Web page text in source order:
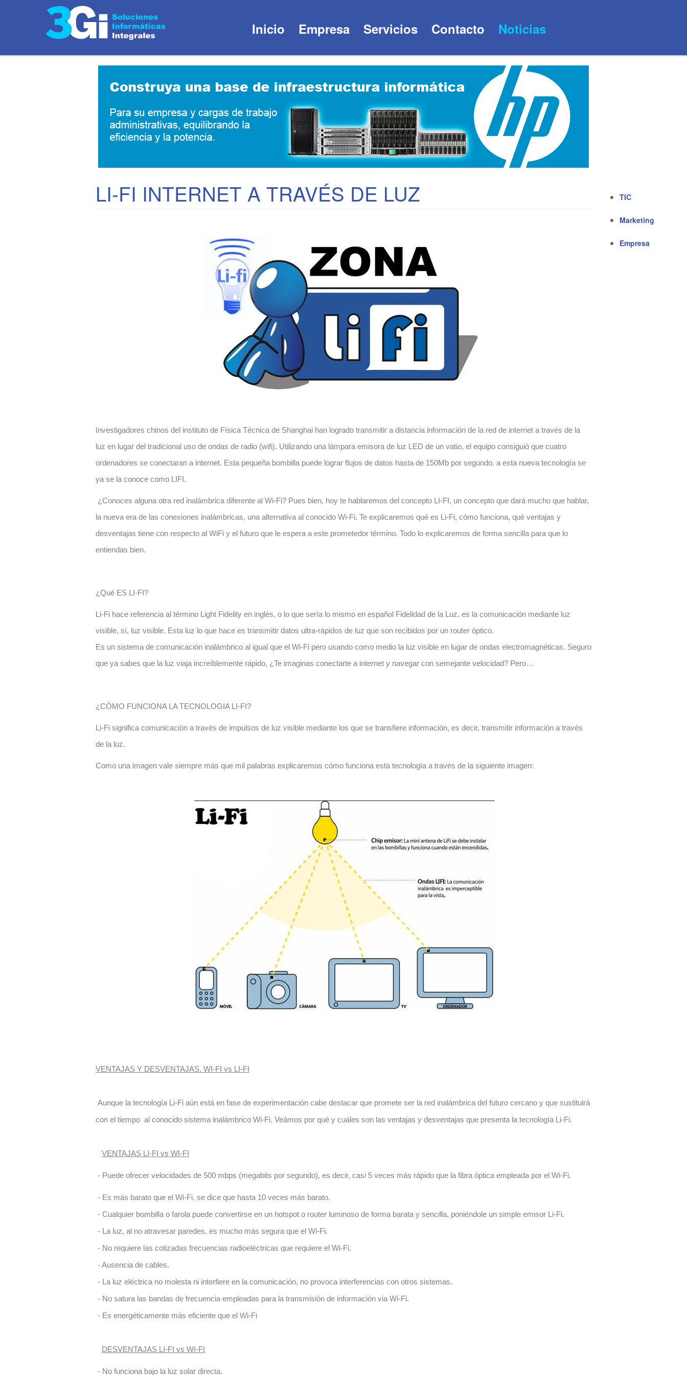
Inicio Empresa Servicios Contacto Noticias
LI-FI INTERNET A TRAVÉS DE LUZ
Investigadores chinos del instituto de Física Técnica de Shanghai han logrado transmitir a distancia información de la red de internet a través de la
luz en lugar del tradicional uso de ondas de radio (wifi). Utilizando una lámpara emisora de luz LED de un vatio, el equipo consiguió que cuatro
ordenadores se conectaran a internet. Esta pequeña bombilla puede lograr flujos de datos hasta de 150Mb por segundo. a esta nueva tecnología se
ya se la conoce como
LIFI .
¿Conoces alguna otra red inalámbrica diferente al Wi-Fi? Pues bien, hoy te hablaremos del concepto LI-FI , un concepto que dará mucho que hablar,
la nueva era de las conexiones inalámbricas, una alternativa al conocido Wi-Fi. Te explicaremos qué es Li-Fi, cómo funciona, qué ventajas y
desventajas tiene con respecto al WiFi y el futuro que le espera a este prometedor término. Todo lo explicaremos de forma sencilla para que lo
entiendas bien.
¿Qué ES LI-FI?
Li-Fi hace referencia al término Light Fidelity en inglés, o lo que sería lo mismo en español Fidelidad de la Luz, es la comunicación mediante luz
visible, sí, luz visible. Esta luz lo que hace es transmitir datos ultra-rápidos de luz que son recibidos por un router óptico.
Es un sistema de comunicación inalámbrico al igual que el Wi-Fi pero usando como medio la luz visible en lugar de ondas electromagnéticas. Seguro
que ya sabes que la luz viaja increíblemente rápido, ¿Te imaginas conectarte a internet y navegar con semejante velocidad? Pero…
¿CÓMO FUNCIONA LA TECNOLOGIA LI-FI?
Li-Fi significa comunicación a través de impulsos de luz visible mediante los que se transfiere información, es decir, transmitir información a través
de la luz.
Como una imagen vale siempre más que mil palabras explicaremos cómo funciona esta tecnología a través de la siguiente imagen:
VENTAJAS Y DESVENTAJAS. WI-FI vs LI-FI
Aunque la tecnología Li-Fi aún está en fase de experimentación cabe destacar que promete ser la red inalámbrica del futuro cercano y que sustituirá
con el tiempo al conocido sistema inalámbrico Wi-Fi. Veámos por qué y cuáles son las ventajas y desventajas que presenta la tecnología Li-Fi.
VENTAJAS LI-FI vs WI-FI
- Puede ofrecer velocidades de 500 mbps (megabits por segundo), es decir, casi 5 veces más rápido que la fibra óptica empleada por el Wi-Fi.
- Es más barato que el Wi-Fi, se dice que hasta 10 veces más barato.
- Cualquier bombilla o farola puede convertirse en un hotspot o router luminoso de forma barata y sencilla, poniéndole un simple emisor Li-Fi.
- La luz, al no atravesar paredes, es mucho más segura que el Wi-Fi.
- No requiere las cotizadas frecuencias radioeléctricas que requiere el Wi-Fi.
- Ausencia de cables.
- La luz eléctrica no molesta ni interfiere en la comunicación, no provoca interferencias con otros sistemas.
- No satura las bandas de frecuencia empleadas para la transmisión de información via Wi-Fi.
- Es energéticamente más eficiente que el Wi-Fi
DESVENTAJAS LI-FI vs WI-FI
- No funciona bajo la luz solar directa.
TIC
Marketing
Empresa